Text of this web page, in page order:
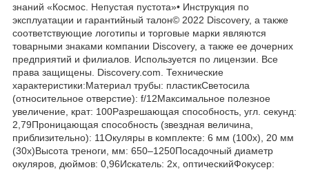
знаний «Космос. Непустая пустота»• Инструкция по
эксплуатации и гарантийный талон© 2022 Discovery, а также
соответствующие логотипы и торговые марки являются
товарными знаками компании Discovery, а также ее дочерних
предприятий и филиалов. Используется по лицензии. Все
права защищены. Discovery.com. Технические
характеристики:Материал трубы: пластикСветосила
(относительное отверстие): f/12Максимальное полезное
увеличение, крат: 100Разрешающая способность, угл. секунд:
2,79Проницающая способность (звездная величина,
приблизительно): 11Окуляры в комплекте: 6 мм (100x), 20 мм
(30x)Высота треноги, мм: 650–1250Посадочный диаметр
окуляров, дюймов: 0,96Искатель: 2х, оптическийФокусер: